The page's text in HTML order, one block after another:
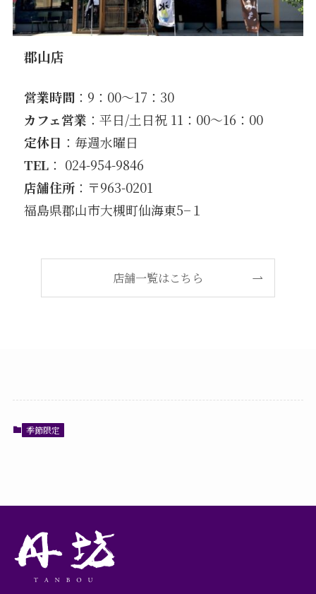
郡山店
営業時間 ：9：00〜17：30
カフェ営業 ：平日/土日祝 11：00〜16：00
定休日 ：毎週水曜日
TEL ： 024-954-9846
店舗住所 ：〒963-0201
福島県郡山市大槻町仙海東5−１
店舗一覧はこちら
季節限定